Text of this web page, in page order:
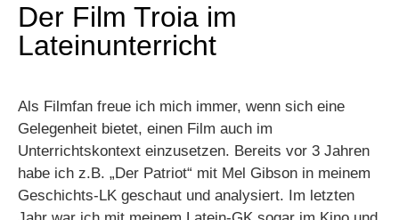
Der Film Troia im
Lateinunterricht
Als Filmfan freue ich mich immer, wenn sich eine
Gelegenheit bietet, einen Film auch im
Unterrichtskontext einzusetzen. Bereits vor 3 Jahren
habe ich z.B. „Der Patriot“ mit Mel Gibson in meinem
Geschichts-LK geschaut und analysiert. Im letzten